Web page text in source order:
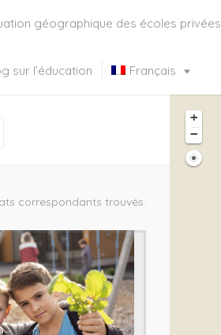
géographique des écoles privées
sur l’éducation Français
Allemand
)
Русский
Español
correspondants trouvés.
+
−